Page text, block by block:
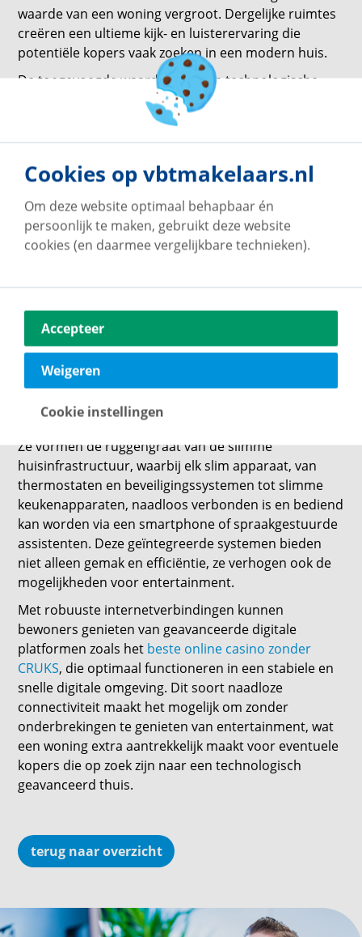
waarde van een woning vergroot. Dergelijke ruimtes
creëren een ultieme kijk- en luisterervaring die
potentiële kopers vaak zoeken in een modern huis.
De toegevoegde waarde van deze technologische
upgrades kan variëren afhankelijk van de locatie, de
doelmarkt en de huidige vastgoedtrends.
Desondanks is het duidelijk dat investeren in de
algehele waarde ervan verbetert. Deze voorbeelden
kunnen als inspiratie dienen om op innovatieve wijze
technologie in de leefruimte te integreren.
Invloed van snelle internetverbindingen en
glasvezel en 5G in moderne huizen is belangrijk voor
zowel werk als ontspanning. Deze technologieën
stellen bewoners in staat om een breed aanbod aan
activiteiten uit te voeren, van videoconferenties voor
ontspanning.
Ze vormen de ruggengraat van de slimme
huisinfrastructuur, waarbij elk slim apparaat, van
thermostaten en beveiligingssystemen tot slimme
keukenapparaten, naadloos verbonden is en bediend
kan worden via een smartphone of spraakgestuurde
assistenten. Deze geïntegreerde systemen bieden
niet alleen gemak en efficiëntie, ze verhogen ook de
mogelijkheden voor entertainment.
Met robuuste internetverbindingen kunnen
bewoners genieten van geavanceerde digitale
platformen zoals het beste online casino zonder
CRUKS, die optimaal functioneren in een stabiele en
snelle digitale omgeving. Dit soort naadloze
connectiviteit maakt het mogelijk om zonder
onderbrekingen te genieten van entertainment, wat
een woning extra aantrekkelijk maakt voor eventuele
kopers die op zoek zijn naar een technologisch
geavanceerd thuis.
terug naar overzicht
Cookies op vbtmakelaars.nl
Om deze website optimaal behapbaar én
persoonlijk te maken, gebruikt deze website
cookies (en daarmee vergelijkbare technieken).
Accepteer
Weigeren
Cookie instellingen